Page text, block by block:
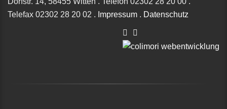
Telefax 02302 28 20 02 . Impressum . Datenschutz